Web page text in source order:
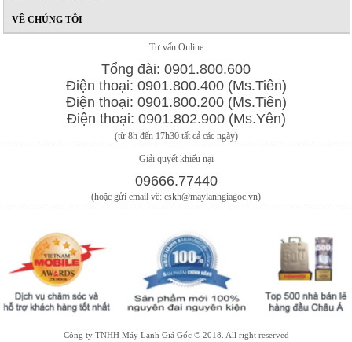
VỀ CHÚNG TÔI
Tư vấn Online
Tổng đài: 0901.800.600
Điện thoại: 0901.800.400 (Ms.Tiên)
Điện thoại: 0901.800.200 (Ms.Tiên)
Điện thoại: 0901.802.900 (Ms.Yên)
(từ 8h đến 17h30 tất cả các ngày)
Giải quyết khiếu nại
09666.77440
(hoặc gửi email về: cskh@maylanhgiagoc.vn)
Công ty TNHH Máy Lạnh Giá Gốc © 2018. All right reserved